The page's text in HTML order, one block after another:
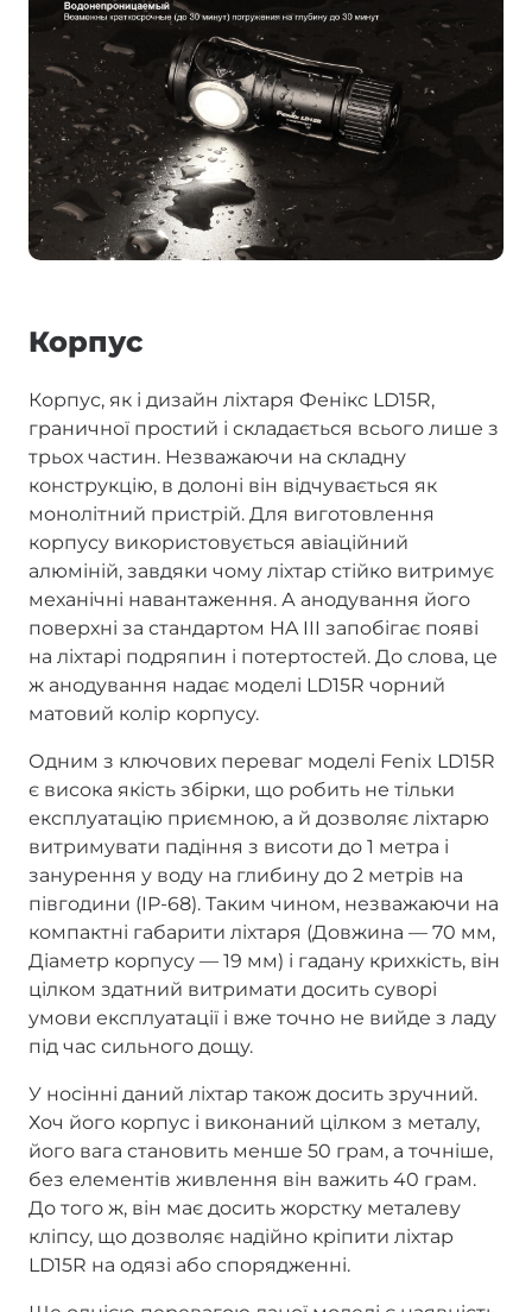
Корпус
Корпус, як і дизайн ліхтаря Фенікс LD15R,
граничної простий і складається всього лише з
трьох частин. Незважаючи на складну
конструкцію, в долоні він відчувається як
монолітний пристрій. Для виготовлення
корпусу використовується авіаційний
алюміній, завдяки чому ліхтар стійко витримує
механічні навантаження. А анодування його
поверхні за стандартом HA III запобігає появі
на ліхтарі подряпин і потертостей. До слова, це
ж анодування надає моделі LD15R чорний
матовий колір корпусу.
Одним з ключових переваг моделі Fenix LD15R
є висока якість збірки, що робить не тільки
експлуатацію приємною, а й дозволяє ліхтарю
витримувати падіння з висоти до 1 метра і
занурення у воду на глибину до 2 метрів на
півгодини (IP-68). Таким чином, незважаючи на
компактні габарити ліхтаря (Довжина — 70 мм,
Діаметр корпусу — 19 мм) і гадану крихкість, він
цілком здатний витримати досить суворі
умови експлуатації і вже точно не вийде з ладу
під час сильного дощу.
У носінні даний ліхтар також досить зручний.
Хоч його корпус і виконаний цілком з металу,
його вага становить менше 50 грам, а точніше,
без елементів живлення він важить 40 грам.
До того ж, він має досить жорстку металеву
кліпсу, що дозволяє надійно кріпити ліхтар
LD15R на одязі або спорядженні.